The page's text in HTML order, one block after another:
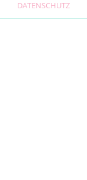
DATENSCHUTZ